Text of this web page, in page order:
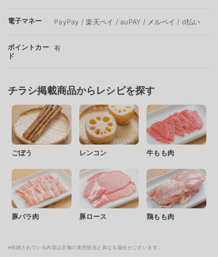
電子マネー PayPay / 楽天ペイ / auPAY / メルペイ / d払い
ポイントカー
ド
有
チラシ掲載商品からレシピを探す
ごぼう レンコン 牛もも肉
豚バラ肉 豚ロース 鶏もも肉
※明細されている内容は店舗の実売状況と異なる場合がございます。